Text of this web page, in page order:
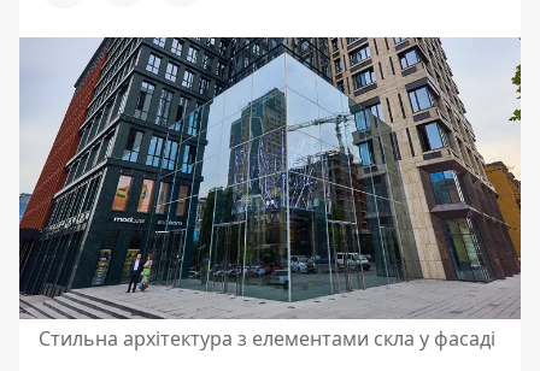
Стильна архітектура з елементами скла у фасаді